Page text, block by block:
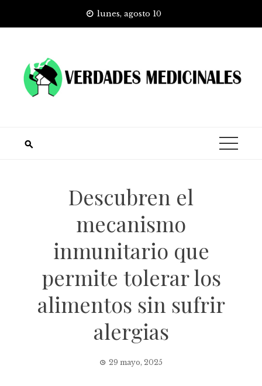
lunes, agosto 10
Descubren el
mecanismo
inmunitario que
permite tolerar los
alimentos sin sufrir
alergias
29 mayo, 2025